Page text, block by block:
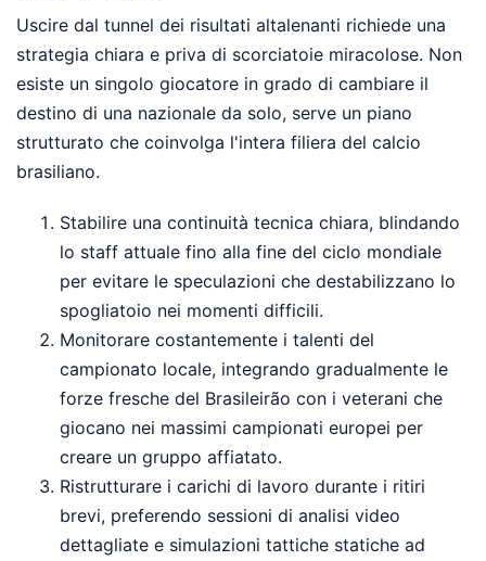
Uscire dal tunnel dei risultati altalenanti richiede una
strategia chiara e priva di scorciatoie miracolose. Non
esiste un singolo giocatore in grado di cambiare il
destino di una nazionale da solo, serve un piano
strutturato che coinvolga l'intera filiera del calcio
brasiliano.
Stabilire una continuità tecnica chiara, blindando
lo staff attuale fino alla fine del ciclo mondiale
per evitare le speculazioni che destabilizzano lo
spogliatoio nei momenti difficili.
Monitorare costantemente i talenti del
campionato locale, integrando gradualmente le
forze fresche del Brasileirão con i veterani che
giocano nei massimi campionati europei per
creare un gruppo affiatato.
Ristrutturare i carichi di lavoro durante i ritiri
brevi, preferendo sessioni di analisi video
dettagliate e simulazioni tattiche statiche ad